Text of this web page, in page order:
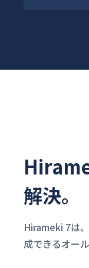
解決。
Hirameki 7は
成できるオー